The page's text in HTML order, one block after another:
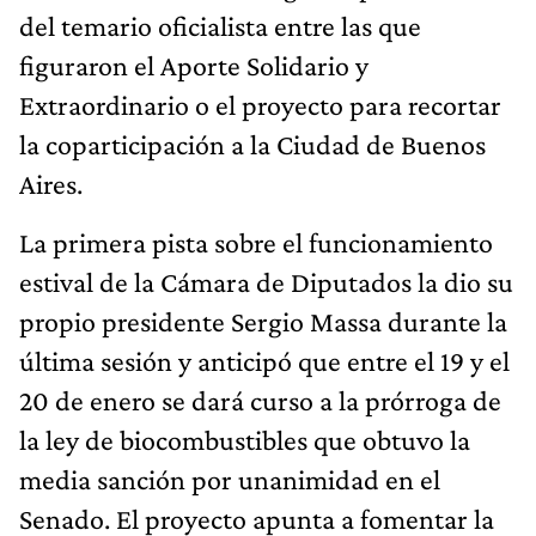
del temario oficialista entre las que
figuraron el Aporte Solidario y
Extraordinario o el proyecto para recortar
la coparticipación a la Ciudad de Buenos
Aires.
La primera pista sobre el funcionamiento
estival de la Cámara de Diputados la dio su
propio presidente Sergio Massa durante la
última sesión y anticipó que entre el 19 y el
20 de enero se dará curso a la prórroga de
la ley de biocombustibles que obtuvo la
media sanción por unanimidad en el
Senado. El proyecto apunta a fomentar la